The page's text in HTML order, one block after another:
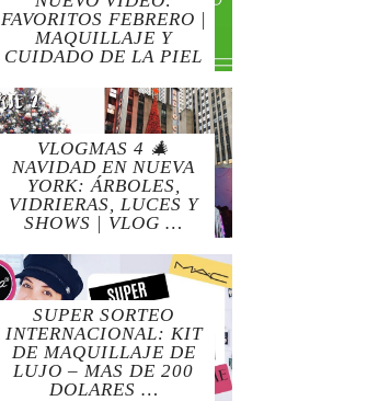
FAVORITOS FEBRERO |
MAQUILLAJE Y
CUIDADO DE LA PIEL
VLOGMAS 4 🎄
NAVIDAD EN NUEVA
YORK: ÁRBOLES,
VIDRIERAS, LUCES Y
SHOWS | VLOG …
SUPER SORTEO
INTERNACIONAL: KIT
DE MAQUILLAJE DE
LUJO – MAS DE 200
DOLARES …